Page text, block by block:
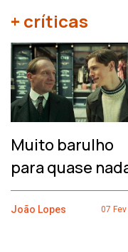
+ críticas
Muito barulho
para quase
João Lopes 07